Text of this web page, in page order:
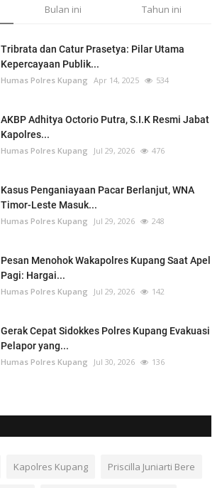
Bulan ini Tahun ini
Tribrata dan Catur Prasetya: Pilar Utama
Kepercayaan Publik...
Humas Polres Kupang Apr 14, 2025 534
AKBP Adhitya Octorio Putra, S.I.K Resmi Jabat
Kapolres...
Humas Polres Kupang Jul 29, 2026 476
Kasus Penganiayaan Pacar Berlanjut, WNA
Timor-Leste Masuk...
Humas Polres Kupang Jul 29, 2026 248
Pesan Menohok Wakapolres Kupang Saat Apel
Pagi: Hargai...
Humas Polres Kupang Jul 29, 2026 142
Gerak Cepat Sidokkes Polres Kupang Evakuasi
Pelapor yang...
Humas Polres Kupang Jul 30, 2026 136
Kapolres Kupang Priscilla Juniarti Bere